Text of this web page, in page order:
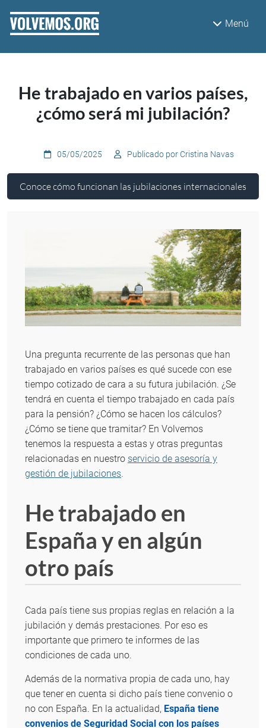
Menú
He trabajado en varios países,
¿cómo será mi jubilación?
05/05/2025 Publicado por Cristina Navas
Conoce cómo funcionan las jubilaciones internacionales
Una pregunta recurrente de las personas que han
trabajado en varios países es qué sucede con ese
tiempo cotizado de cara a su futura jubilación. ¿Se
tendrá en cuenta el tiempo trabajado en cada país
para la pensión? ¿Cómo se hacen los cálculos?
¿Cómo se tiene que tramitar? En Volvemos
tenemos la respuesta a estas y otras preguntas
relacionadas en nuestro servicio de asesoría y
gestión de jubilaciones.
He trabajado en
España y en algún
otro país
Cada país tiene sus propias reglas en relación a la
jubilación y demás prestaciones. Por eso es
importante que primero te informes de las
condiciones de cada uno.
Además de la normativa propia de cada uno, hay
que tener en cuenta si dicho país tiene convenio o
no con España. En la actualidad, España tiene
convenios de Seguridad Social con los países